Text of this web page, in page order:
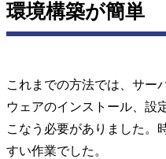
環境構築が簡単
これまでの方法では、サー
ウェアのインストール、設
こなう必要がありました。
すい作業でした。